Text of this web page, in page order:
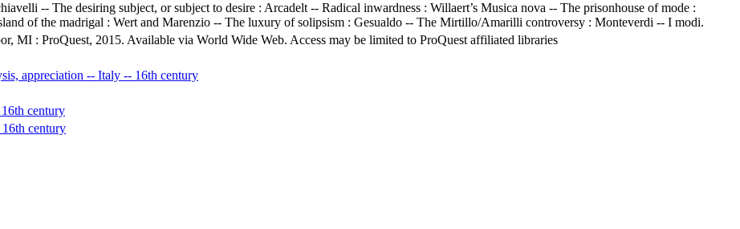
-- The desiring subject, or subject to desire : Arcadelt -- Radical inwardness : Willaert’s Musica nova -- The prisonhouse of mode :
of the madrigal : Wert and Marenzio -- The luxury of solipsism : Gesualdo -- The Mirtillo/Amarilli controversy : Monteverdi -- I modi.
MI : ProQuest, 2015. Available via World Wide Web. Access may be limited to ProQuest affiliated libraries
appreciation -- Italy -- 16th century
century
century